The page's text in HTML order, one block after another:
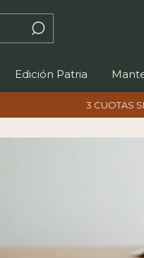
Edición Patria
3 CUOTAS SIN